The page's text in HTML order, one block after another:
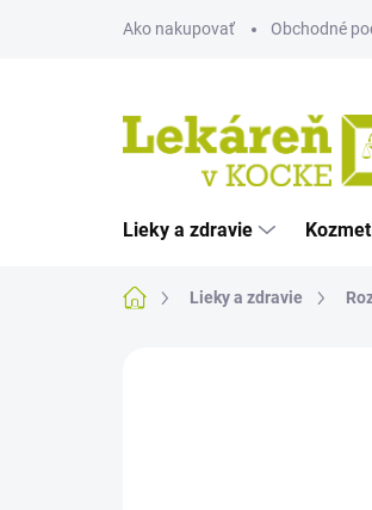
Ako nakupovať Obchodné
Lieky a zdravie
DomovLieky a zdravie